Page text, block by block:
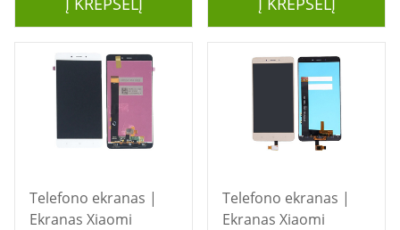
Telefono ekranas |
Ekranas Xiaomi
Telefono ekranas |
Ekranas Xiaomi